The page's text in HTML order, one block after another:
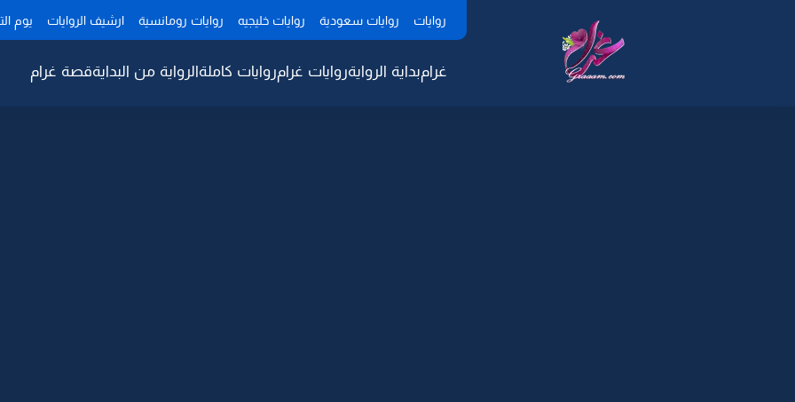
روايات روايات سعودية روايات خليجيه روايات رومانسية ارشيف الروايات يوم
غرامبداية الروايةروايات غرامروايات كاملةالرواية من البدايةقصة غرام